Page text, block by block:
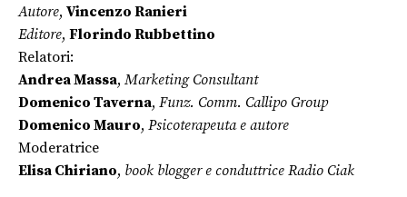
Autore, Vincenzo Ranieri
Editore, Florindo Rubbettino
Relatori:
Andrea Massa, Marketing Consultant
Domenico Taverna, Funz. Comm. Callipo Group
Domenico Mauro, Psicoterapeuta e autore
Moderatrice
Elisa Chiriano, book blogger e conduttrice Radio Ciak